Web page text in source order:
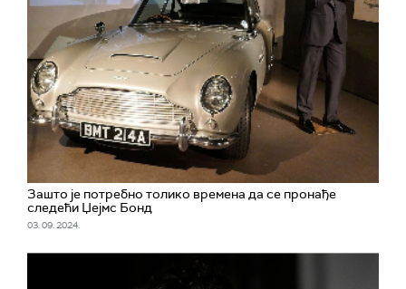
Зашто је потребно толико времена да се пронађе
следећи Џејмс Бонд
03. 09. 2024.